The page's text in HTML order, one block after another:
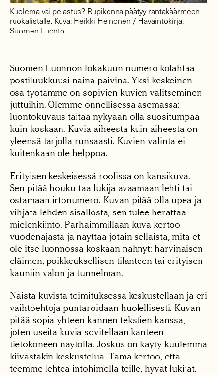
Kuolema vai pelastus? Rupikonna päätyy rantakäärmeen
ruokalistalle. Kuva: Heikki Heinonen / Havaintokirja,
Suomen Luonto
Suomen Luonnon lokakuun numero kolahtaa
postiluukkuusi näinä päivinä. Yksi keskeinen
osa työtämme on sopivien kuvien valitseminen
juttuihin. Olemme onnellisessa asemassa:
luontokuvaus taitaa nykyään olla suositumpaa
kuin koskaan. Kuvia aiheesta kuin aiheesta on
yleensä tarjolla runsaasti. Kuvien valinta ei
kuitenkaan ole helppoa.
Erityisen keskeisessä roolissa on kansikuva.
Sen pitää houkuttaa lukija avaamaan lehti tai
ostamaan irtonumero. Kuvan pitää olla upea ja
vihjata lehden sisällöstä, sen tulee herättää
mielenkiinto. Parhaimmillaan kuva kertoo
vuodenajasta ja näyttää jotain sellaista, mitä et
ole itse luonnossa koskaan nähnyt: harvinaisen
eläimen, poikkeuksellisen tilanteen tai erityisen
kauniin valon ja tunnelman.
Näistä kuvista toimituksessa keskustellaan ja eri
vaihtoehtoja puntaroidaan huolellisesti. Kuvan
pitää sopia yhteen kannen tekstien kanssa,
joten useita kuvia sovitellaan kanteen
tietokoneen näytöllä. Joskus on käyty kuulemma
kiivastakin keskustelua. Tämä kertoo, että
teemme lehteä intohimolla teille, hyvät lukijat.